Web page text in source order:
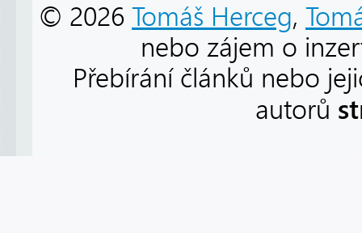
© 2026 Tomáš Herceg,
nebo zájem o
Přebírání článků nebo
autorů